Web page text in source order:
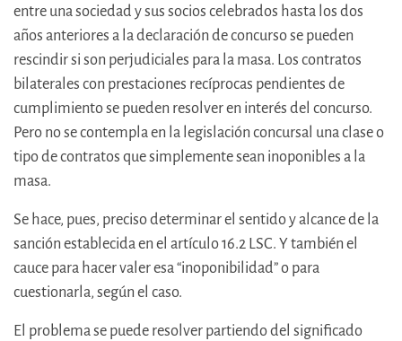
entre una sociedad y sus socios celebrados hasta los dos
años anteriores a la declaración de concurso se pueden
rescindir si son perjudiciales para la masa. Los contratos
bilaterales con prestaciones recíprocas pendientes de
cumplimiento se pueden resolver en interés del concurso.
Pero no se contempla en la legislación concursal una clase o
tipo de contratos que simplemente sean inoponibles a la
masa.
Se hace, pues, preciso determinar el sentido y alcance de la
sanción establecida en el artículo 16.2 LSC. Y también el
cauce para hacer valer esa “inoponibilidad” o para
cuestionarla, según el caso.
El problema se puede resolver partiendo del significado